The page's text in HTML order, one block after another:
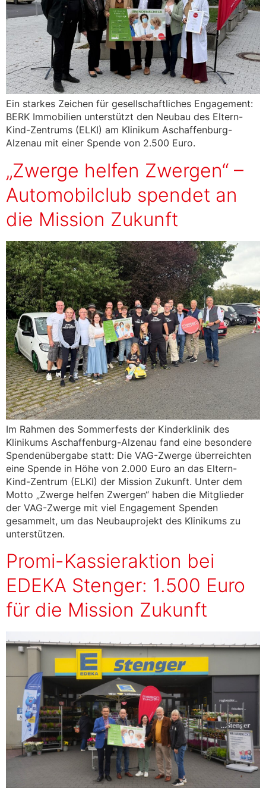
Ein starkes Zeichen für gesellschaftliches Engagement:
BERK Immobilien unterstützt den Neubau des Eltern-
Kind-Zentrums (ELKI) am Klinikum Aschaffenburg-
Alzenau mit einer Spende von 2.500 Euro.
„Zwerge helfen Zwergen“ –
Automobilclub spendet an
die Mission Zukunft
Im Rahmen des Sommerfests der Kinderklinik des
Klinikums Aschaffenburg-Alzenau fand eine besondere
Spendenübergabe statt: Die VAG-Zwerge überreichten
eine Spende in Höhe von 2.000 Euro an das Eltern-
Kind-Zentrum (ELKI) der Mission Zukunft. Unter dem
Motto „Zwerge helfen Zwergen“ haben die Mitglieder
der VAG-Zwerge mit viel Engagement Spenden
gesammelt, um das Neubauprojekt des Klinikums zu
unterstützen.
Promi-Kassieraktion bei
EDEKA Stenger: 1.500 Euro
für die Mission Zukunft